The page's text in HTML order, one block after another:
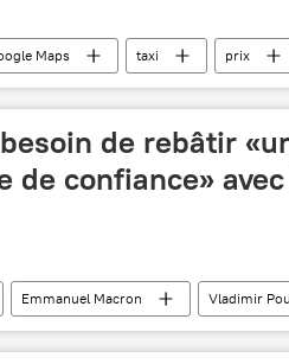
Maps taxi prix
Sciences et tech
de rebâtir
de confiance»
Emmanuel Macron Vladimir
divergences